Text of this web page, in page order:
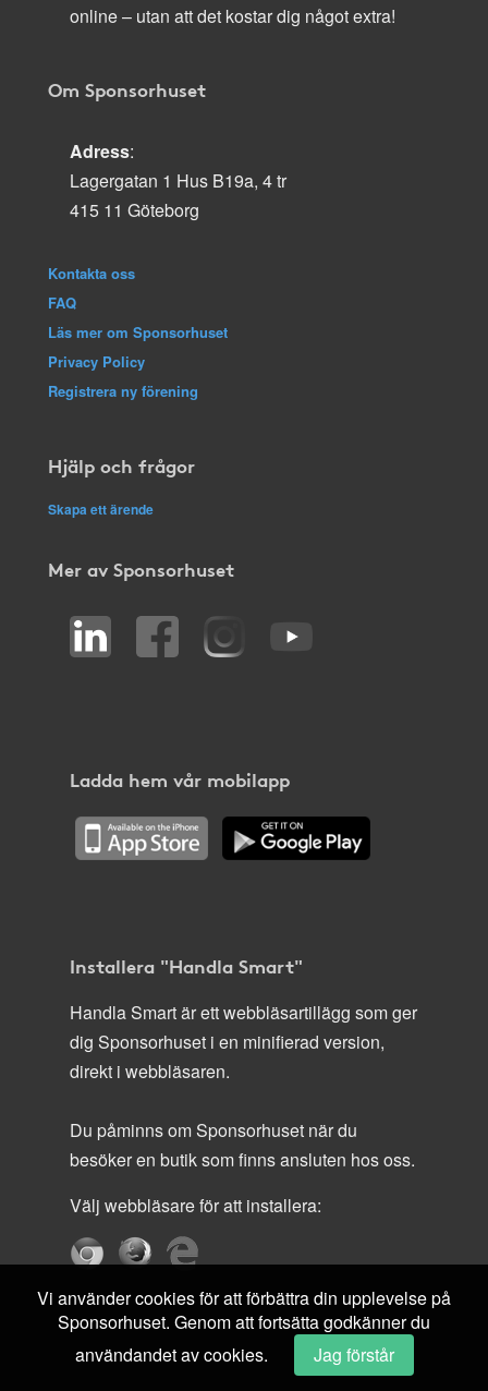
online – utan att det kostar dig något extra!
Om Sponsorhuset
Adress:
Lagergatan 1 Hus B19a, 4 tr
415 11 Göteborg
Kontakta oss
FAQ
Läs mer om Sponsorhuset
Privacy Policy
Registrera ny förening
Hjälp och frågor
Skapa ett ärende
Mer av Sponsorhuset
Ladda hem vår mobilapp
Installera "Handla Smart"
Handla Smart är ett webbläsartillägg som ger
dig Sponsorhuset i en minifierad version,
direkt i webbläsaren.
Du påminns om Sponsorhuset när du
besöker en butik som finns ansluten hos oss.
Välj webbläsare för att installera:
Vi använder cookies för att förbättra din upplevelse på
Sponsorhuset. Genom att fortsätta godkänner du
användandet av cookies.
Jag förstår